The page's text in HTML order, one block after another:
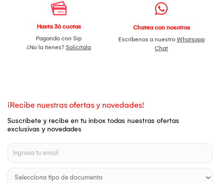
Hasta 36 cuotas
Pagando con Sip
¿No la tienes? Solicítala
Chatea con nosotros
Escríbenos a nuestro Whatsapp
Chat
¡Recibe nuestras ofertas y novedades!
Suscríbete y recibe en tu inbox todas nuestras ofertas
exclusivas y novedades